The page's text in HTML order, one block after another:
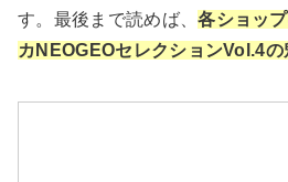
す。最後まで読めば、各ショッ
カNEOGEOセレクションVol.4の